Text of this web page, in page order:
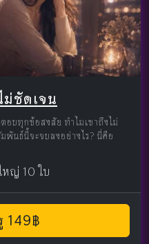
ม่ชัดเจน
อบทุกข้อสงสัย ทำไมเขาถึงไม่
พันธ์นี้จะจบลงอย่างไร? นี่คือ
หญ่ 10 ใบ
149฿